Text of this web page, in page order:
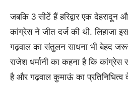
जबकि 3 सीटें हैं हरिद्वार एक
कांग्रेस ने जीत दर्ज की थी. लिहाजा
गढ़वाल का संतुलन साधना भी बेहद
राजेश धर्मानी का कहना है कि कांग्रेस
है और गढ़वाल कुमाऊं का